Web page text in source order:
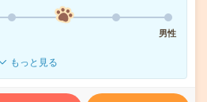
男性
もっと見る